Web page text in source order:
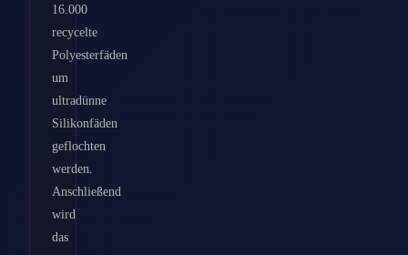
16.000
recycelte
Polyesterfäden
um
ultradünne
Silikonfäden
geflochten
werden.
Anschließend
wird
das